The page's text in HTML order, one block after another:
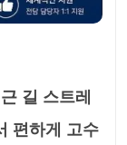
길 스트레
편하게 고수